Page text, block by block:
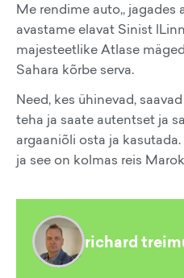
Me rendime auto,, jagades
avastame elavat Sinist
majesteetlike Atlase
Sahara kõrbe serva.
Need, kes ühinevad,
teha ja saate autentset ja
argaaniõli osta ja
ja see on kolmas reis
richard